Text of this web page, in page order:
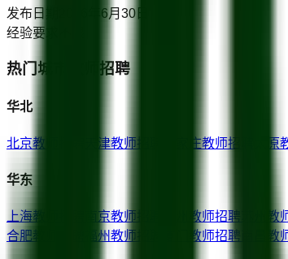
发布日期
2026年6月30日
经验要求
热门城市教师招聘
华北
北京教师招聘 天津教师招聘 石家庄教师招聘 太原
华东
上海教师招聘 南京教师招聘 教师招聘 教
合肥教师招聘 福州教师招聘 教师招聘 教